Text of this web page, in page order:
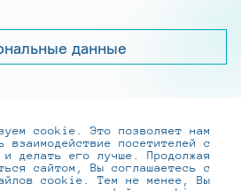
данные
6192, 8-800-250-0-260
,hr@infotecs.ru
Отрадная ул., 2Б строение 1
cookie. Это позволяет нам
взаимодействие посетителей с
и делать его лучше. Продолжая
сайтом, Вы соглашаетесь с
cookie. Тем не менее, Вы